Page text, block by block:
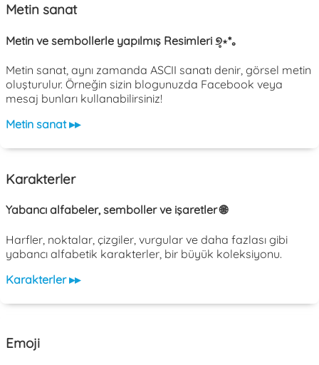
Metin sanat
Metin ve sembollerle yapılmış Resimleri ୭̥⋆*｡
Metin sanat, aynı zamanda ASCII sanatı denir, görsel metin
oluşturulur. Örneğin sizin blogunuzda Facebook veya
mesaj bunları kullanabilirsiniz!
Metin sanat ▸▸
Karakterler
Yabancı alfabeler, semboller ve işaretler 🌐
Harfler, noktalar, çizgiler, vurgular ve daha fazlası gibi
yabancı alfabetik karakterler, bir büyük koleksiyonu.
Karakterler ▸▸
Emoji